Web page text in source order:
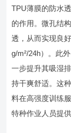
TPU薄膜的防水
的作用。微孔结
透，从而实现良
g/m²/24h）。此
一步提升其吸湿
持干爽舒适。这
料在高强度训练
特种作业人员提